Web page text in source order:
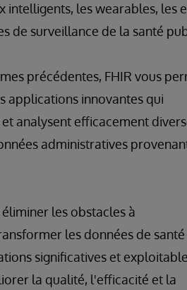
intelligents, les wearables, les
de surveillance de la santé
précédentes, FHIR vous
applications innovantes qui
analysent efficacement
administratives
les obstacles à
les données de santé
significatives et
la qualité, l'efficacité et la